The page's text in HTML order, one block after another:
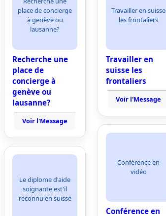
place de concierge
à genève ou
lausanne?
Recherche une
place de
concierge à
genève ou
lausanne?
Voir l'Message
Le diplome d'aide
soignante est'il
reconnu en suisse
Travailler en suisse
les frontaliers
Travailler en
suisse les
frontaliers
Voir l'Message
Conférence en
vidéo
Conférence en